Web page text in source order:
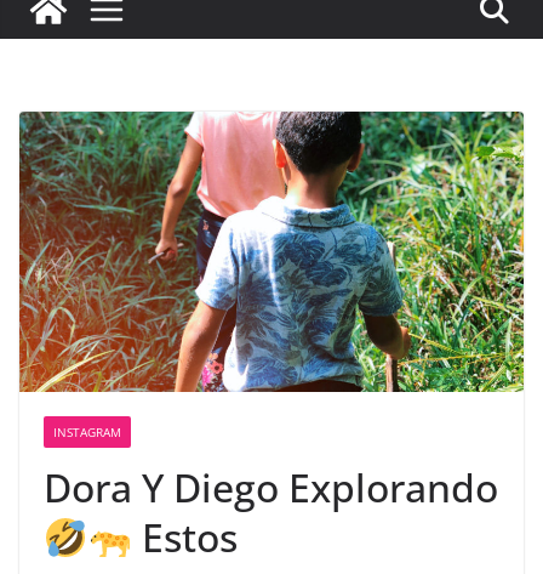
INSTAGRAM
Dora Y Diego Explorando
Estos